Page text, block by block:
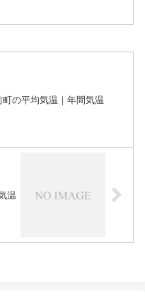
町の平均気温｜年間気温
温